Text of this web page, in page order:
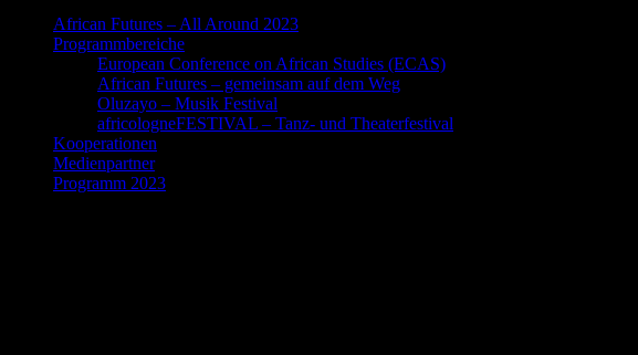
African Futures – All Around 2023
Programmbereiche
European Conference on African Studies (ECAS)
African Futures – gemeinsam auf dem Weg
Oluzayo – Musik Festival
africologneFESTIVAL – Tanz- und Theaterfestival
Kooperationen
Medienpartner
Programm 2023